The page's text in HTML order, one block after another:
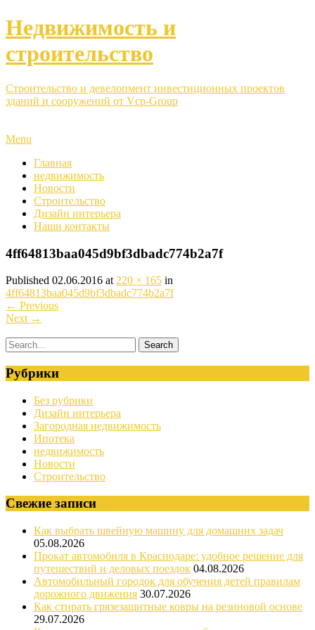
Недвижимость и
строительство
Строительство и девелопмент инвестиционных проектов
зданий и сооружений от Vcp-Group
Menu
Главная
недвижимость
Новости
Строительство
Дизайн интерьера
Наши контакты
4ff64813baa045d9bf3dbadc774b2a7f
Published 02.06.2016 at 220 × 165 in
4ff64813baa045d9bf3dbadc774b2a7f
← Previous
Next →
Рубрики
Без рубрики
Дизайн интерьера
Загородная недвижимость
Ипотека
недвижимость
Новости
Строительство
Свежие записи
Как выбрать швейную машину для домашних задач
05.08.2026
Прокат автомобиля в Краснодаре: удобное решение для
путешествий и деловых поездок 04.08.2026
Автомобильный городок для обучения детей правилам
дорожного движения 30.07.2026
Как стирать грязезащитные ковры на резиновой основе
29.07.2026